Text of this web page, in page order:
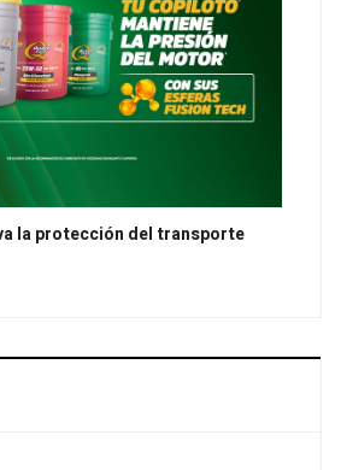
la protección del transporte